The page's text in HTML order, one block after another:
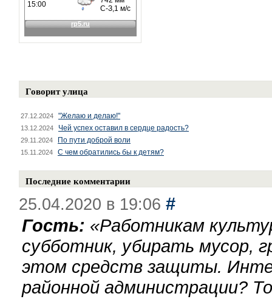
Говорит улица
27.12.2024 "Желаю и делаю!"
13.12.2024 Чей успех оставил в сердце радость?
29.11.2024 По пути доброй воли
15.11.2024 С чем обратились бы к детям?
Последние комментарии
25.04.2020 в 19:06 #
Гость: «Работникам
субботник, убирать мусор,
этом средств защиты.
районной администрации?